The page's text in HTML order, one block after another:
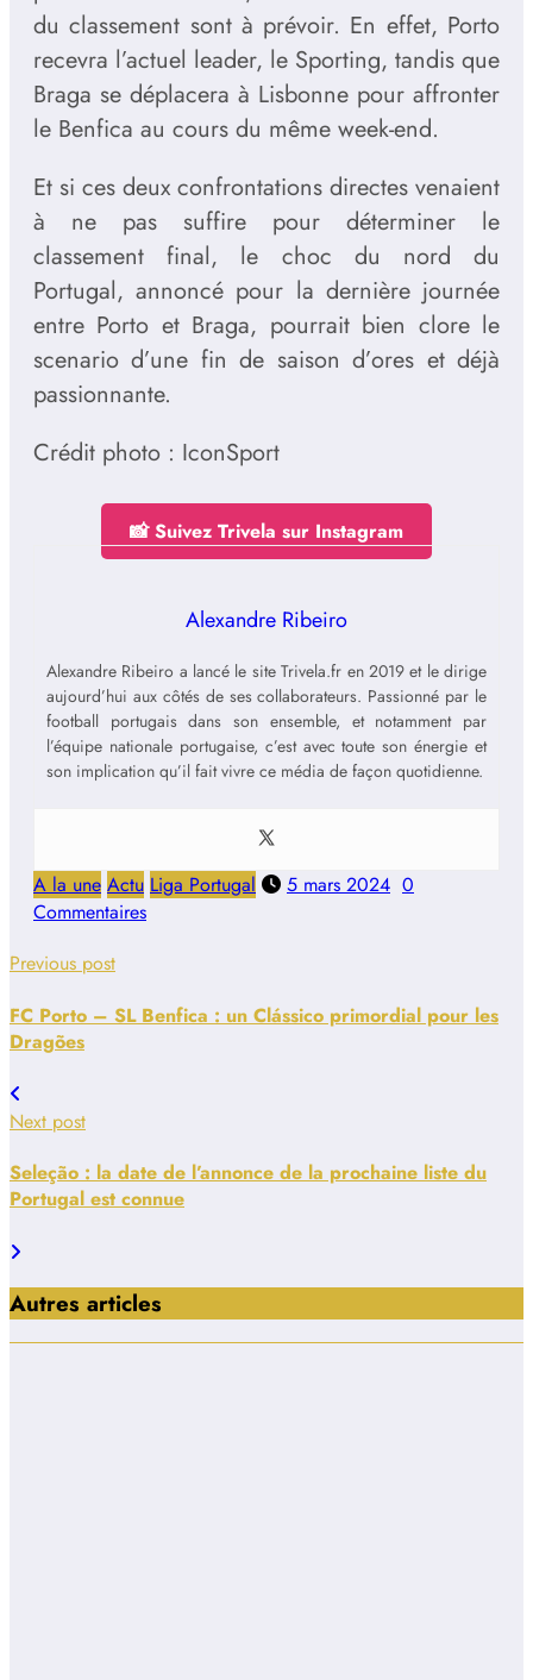
du classement sont à prévoir. En effet, Porto
recevra l’actuel leader, le Sporting, tandis que
Braga se déplacera à Lisbonne pour affronter
le Benfica au cours du même week-end.
Et si ces deux confrontations directes venaient
à ne pas suffire pour déterminer le
classement final, le choc du nord du
Portugal, annoncé pour la dernière journée
entre Porto et Braga, pourrait bien clore le
scenario d’une fin de saison d’ores et déjà
passionnante.
Crédit photo : IconSport
📸 Suivez Trivela sur Instagram
Alexandre Ribeiro
Alexandre Ribeiro a lancé le site Trivela.fr en 2019 et le dirige
aujourd’hui aux côtés de ses collaborateurs. Passionné par le
football portugais dans son ensemble, et notamment par
l’équipe nationale portugaise, c’est avec toute son énergie et
son implication qu’il fait vivre ce média de façon quotidienne.
A la une Actu Liga Portugal 5 mars 2024 0
Commentaires
Previous post
FC Porto – SL Benfica : un Clássico primordial pour les
Dragões
Next post
Seleção : la date de l’annonce de la prochaine liste du
Portugal est connue
Autres articles